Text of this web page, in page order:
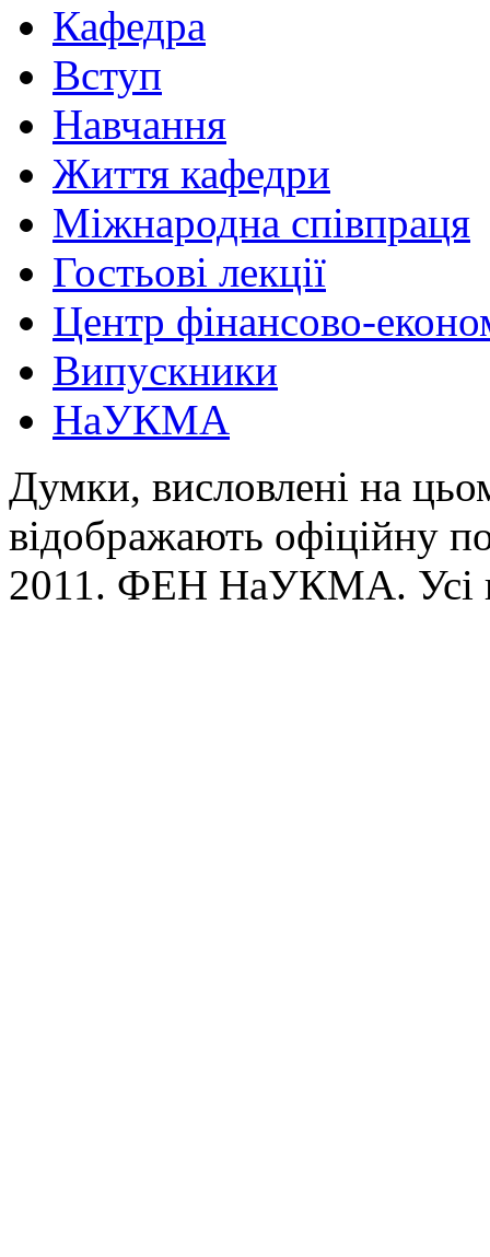
Кафедра
Вступ
Навчання
Життя кафедри
Міжнародна співпраця
Гостьові лекції
Центр фінансово-
Випускники
НаУКМА
Думки, висловлені на
відображають офіційну
2011. ФЕН НаУКМА. Усі